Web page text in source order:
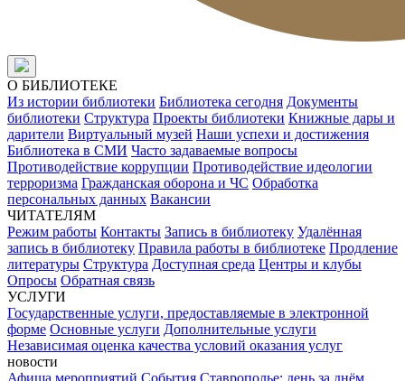
О БИБЛИОТЕКЕ
Из истории библиотеки Библиотека сегодня Документы
библиотеки Структура Проекты библиотеки Книжные дары и
дарители Виртуальный музей Наши успехи и достижения
Библиотека в СМИ Часто задаваемые вопросы
Противодействие коррупции Противодействие идеологии
терроризма Гражданская оборона и ЧС Обработка
персональных данных Вакансии
ЧИТАТЕЛЯМ
Режим работы Контакты Запись в библиотеку Удалённая
запись в библиотеку Правила работы в библиотеке Продление
литературы Структура Доступная среда Центры и клубы
Опросы Обратная связь
УСЛУГИ
Государственные услуги, предоставляемые в электронной
форме Основные услуги Дополнительные услуги
Независимая оценка качества условий оказания услуг
новости
Афиша мероприятий События Ставрополье: день за днём